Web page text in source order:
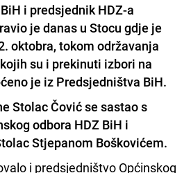
i predsjednik HDZ-a
je danas u Stocu gdje je
oktobra, tokom održavanja
su i prekinuti izbori na
je iz Predsjedništva BiH.
Stolac Čović se sastao s
odbora HDZ BiH i
Stjepanom Boškovićem.
i predsjedništvo Općinskog